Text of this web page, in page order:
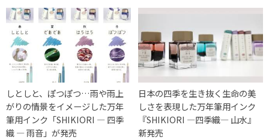
しとしと、ぽつぽつ…雨や雨上
がりの情景をイメージした万年
筆用インク「SHIKIORI ― 四季
織 ― 雨音」が発売
日本の四季を生き抜く生命の美
しさを表現した万年筆用インク
『SHIKIORI ―四季織― 山水』
新発売